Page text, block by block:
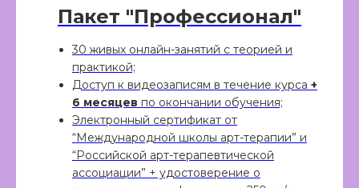
Пакет "Профессионал"
30 живых онлайн-занятий с теорией и
практикой;
Доступ к видеозаписям в течение курса +
6 месяцев по окончании обучения;
Электронный сертификат от
“Международной школы арт-терапии” и
“Российской арт-терапевтической
ассоциации” + удостоверение о